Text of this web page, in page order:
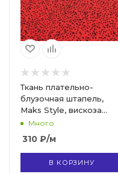
Ткань плательно-
блузочная штапель,
Maks Style, вискоза
100%, цвет ткани
красный, черные
камушки, арт. MS- 2208
D-4 C-3
Много
310 ₽/м
В КОРЗИНУ